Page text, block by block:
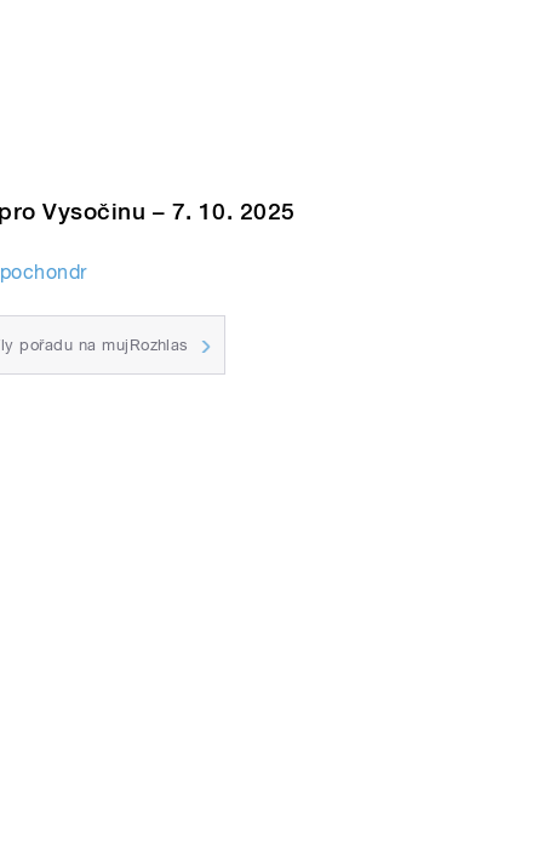
Vysočinu – 7. 10. 2025
pořadu na mujRozhlas